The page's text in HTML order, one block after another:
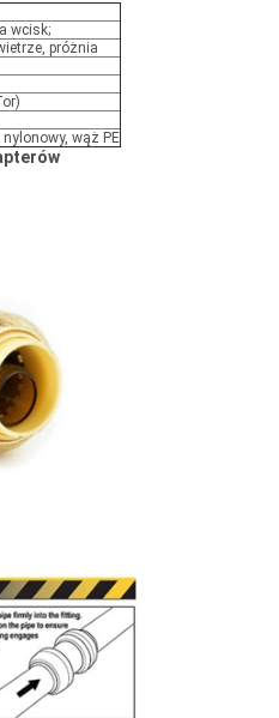
wcisk;
próżnia
wąż PE